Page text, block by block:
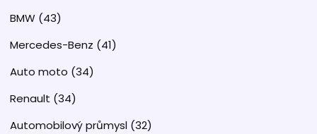
BMW (43)
Mercedes-Benz (41)
Auto moto (34)
Renault (34)
Automobilový průmysl (32)